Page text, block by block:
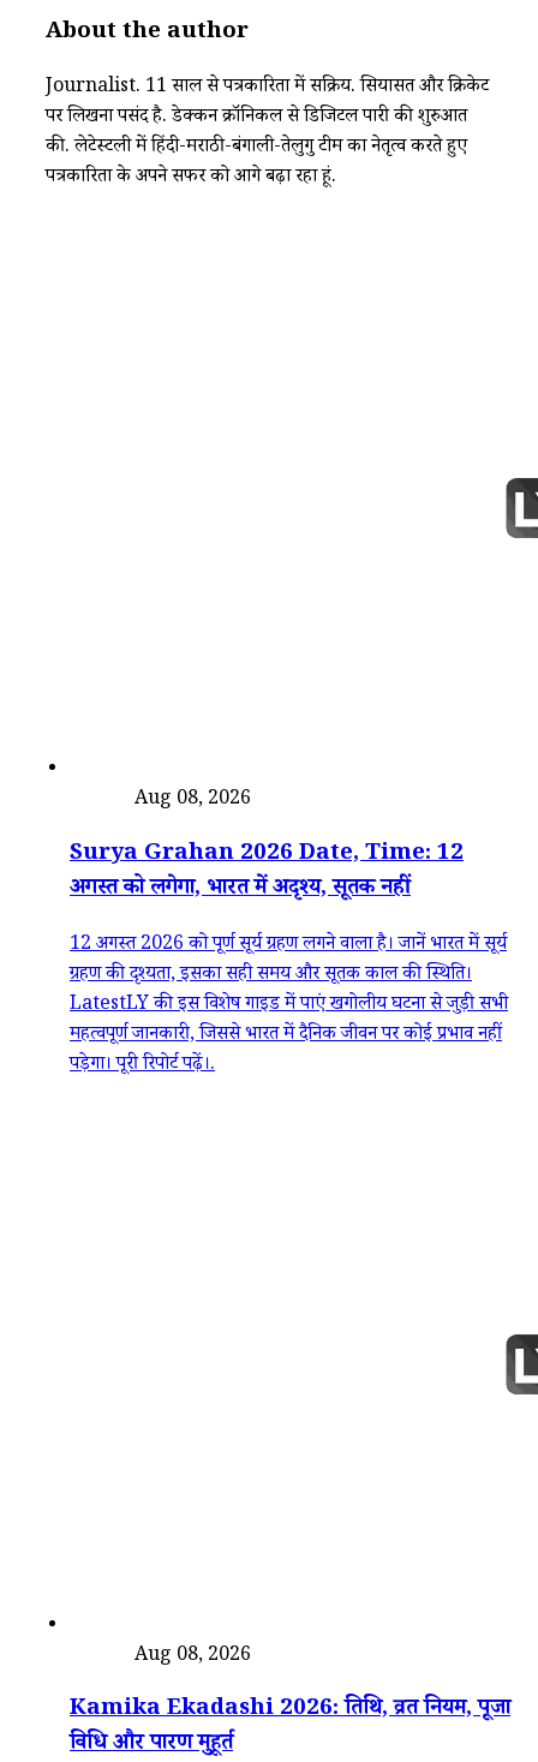
About the author
Journalist. 11 साल से पत्रकारिता में सक्रिय. सियासत और क्रिकेट
पर लिखना पसंद है. डेक्कन क्रॉनिकल से डिजिटल पारी की शुरुआत
की. लेटेस्टली में हिंदी-मराठी-बंगाली-तेलुगु टीम का नेतृत्व करते हुए
पत्रकारिता के अपने सफर को आगे बढ़ा रहा हूं.
Aug 08, 2026
Surya Grahan 2026 Date, Time: 12
अगस्त को लगेगा, भारत में अदृश्य, सूतक नहीं
12 अगस्त 2026 को पूर्ण सूर्य ग्रहण लगने वाला है। जानें भारत में सूर्य
ग्रहण की दृश्यता, इसका सही समय और सूतक काल की स्थिति।
LatestLY की इस विशेष गाइड में पाएं खगोलीय घटना से जुड़ी सभी
महत्वपूर्ण जानकारी, जिससे भारत में दैनिक जीवन पर कोई प्रभाव नहीं
पड़ेगा। पूरी रिपोर्ट पढ़ें।.
Aug 08, 2026
Kamika Ekadashi 2026: तिथि, व्रत नियम, पूजा
विधि और पारण मुहूर्त